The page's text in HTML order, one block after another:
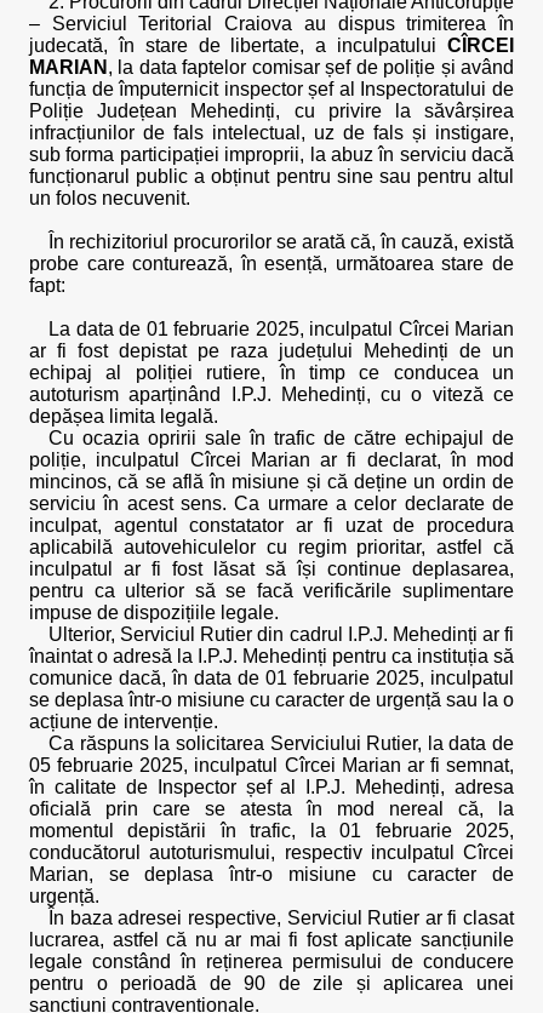
– Serviciul Teritorial Craiova au dispus trimiterea în
judecată, în stare de libertate, a inculpatului CÎRCEI
MARIAN , la data faptelor comisar șef de poliție și având
funcția de împuternicit inspector șef al Inspectoratului de
Poliție Județean Mehedinți, cu privire la săvârșirea
infracțiunilor de fals intelectual, uz de fals și instigare,
sub forma participației improprii, la abuz în serviciu dacă
funcționarul public a obținut pentru sine sau pentru altul
un folos necuvenit.
În rechizitoriul procurorilor se arată că, în cauză, există
probe care conturează, în esență, următoarea stare de
fapt:
La data de 01 februarie 2025, inculpatul Cîrcei Marian
ar fi fost depistat pe raza județului Mehedinți de un
echipaj al poliției rutiere, în timp ce conducea un
autoturism aparținând I.P.J. Mehedinți, cu o viteză ce
depășea limita legală.
Cu ocazia opririi sale în trafic de către echipajul de
poliție, inculpatul Cîrcei Marian ar fi declarat, în mod
mincinos, că se află în misiune și că deține un ordin de
serviciu în acest sens. Ca urmare a celor declarate de
inculpat, agentul constatator ar fi uzat de procedura
aplicabilă autovehiculelor cu regim prioritar, astfel că
inculpatul ar fi fost lăsat să își continue deplasarea,
pentru ca ulterior să se facă verificările suplimentare
impuse de dispozițiile legale.
Ulterior, Serviciul Rutier din cadrul I.P.J. Mehedinți ar fi
înaintat o adresă la I.P.J. Mehedinți pentru ca instituția să
comunice dacă, în data de 01 februarie 2025, inculpatul
se deplasa într-o misiune cu caracter de urgență sau la o
acțiune de intervenție.
Ca răspuns la solicitarea Serviciului Rutier, la data de
05 februarie 2025, inculpatul Cîrcei Marian ar fi semnat,
în calitate de Inspector șef al I.P.J. Mehedinți, adresa
oficială prin care se atesta în mod nereal că, la
momentul depistării în trafic, la 01 februarie 2025,
conducătorul autoturismului, respectiv inculpatul Cîrcei
Marian, se deplasa într-o misiune cu caracter de
urgență.
În baza adresei respective, Serviciul Rutier ar fi clasat
lucrarea, astfel că nu ar mai fi fost aplicate sancțiunile
legale constând în reținerea permisului de conducere
pentru o perioadă de 90 de zile și aplicarea unei
sancțiuni contravenționale.